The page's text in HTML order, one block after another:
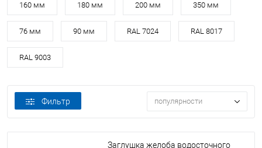
160 мм 180 мм 200 мм 350 мм
76 мм 90 мм RAL 7024 RAL 8017
RAL 9003
Фильтр популярности
Заглушка желоба водосточного